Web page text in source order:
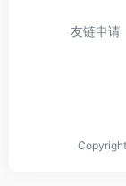
友链申请